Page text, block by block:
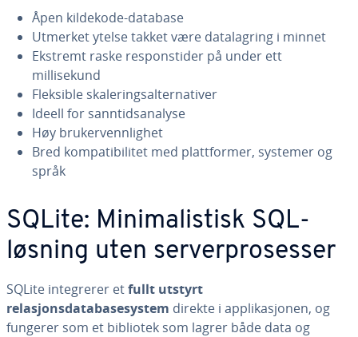
Åpen kildekode-database
Utmerket ytelse takket være datalagring i minnet
Ekstremt raske responstider på under ett
millisekund
Fleksible skaleringsalternativer
Ideell for sanntidsanalyse
Høy brukervennlighet
Bred kompatibilitet med plattformer, systemer og
språk
SQLite: Minimalistisk SQL-
løsning uten serverprosesser
SQLite integrerer etfullt utstyrt
relasjonsdatabasesystem direkte i applikasjonen, og
fungerer som et bibliotek som lagrer både data og